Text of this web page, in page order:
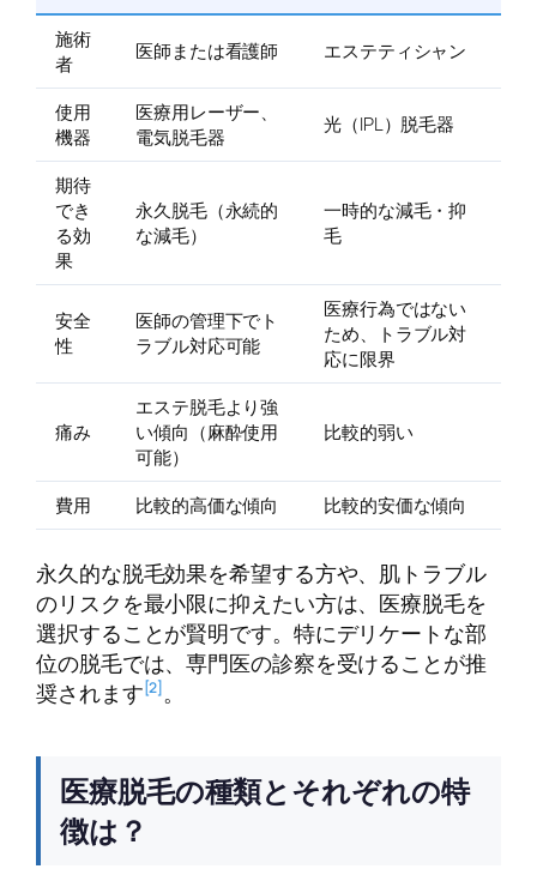
施術
者
医師または看護師 エステティシャン
使用
機器
医療用レーザー、
電気脱毛器
光（IPL）脱毛器
期待
でき
る効
果
永久脱毛（永続的
な減毛）
一時的な減毛・抑
毛
安全
性
医師の管理下でト
ラブル対応可能
医療行為ではない
ため、トラブル対
応に限界
痛み
エステ脱毛より強
い傾向（麻酔使用
可能）
比較的弱い
費用 比較的高価な傾向 比較的安価な傾向
永久的な脱毛効果を希望する方や、肌トラブル
のリスクを最小限に抑えたい方は、医療脱毛を
選択することが賢明です。特にデリケートな部
位の脱毛では、専門医の診察を受けることが推
奨されます[2]。
医療脱毛の種類とそれぞれの特
徴は？